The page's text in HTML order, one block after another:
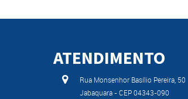
ATENDIMENTO
Rua Monsenhor Basílio Pereira, 50
Jabaquara - CEP 04343-090